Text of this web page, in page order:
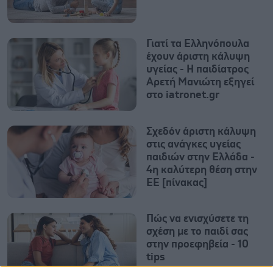
Γιατί τα Ελληνόπουλα
έχουν άριστη κάλυψη
υγείας - Η παιδίατρος
Αρετή Μανιώτη εξηγεί
στο iatronet.gr
Σχεδόν άριστη κάλυψη
στις ανάγκες υγείας
παιδιών στην Ελλάδα -
4η καλύτερη θέση στην
ΕΕ [πίνακας]
Πώς να ενισχύσετε τη
σχέση με το παιδί σας
στην προεφηβεία - 10
tips